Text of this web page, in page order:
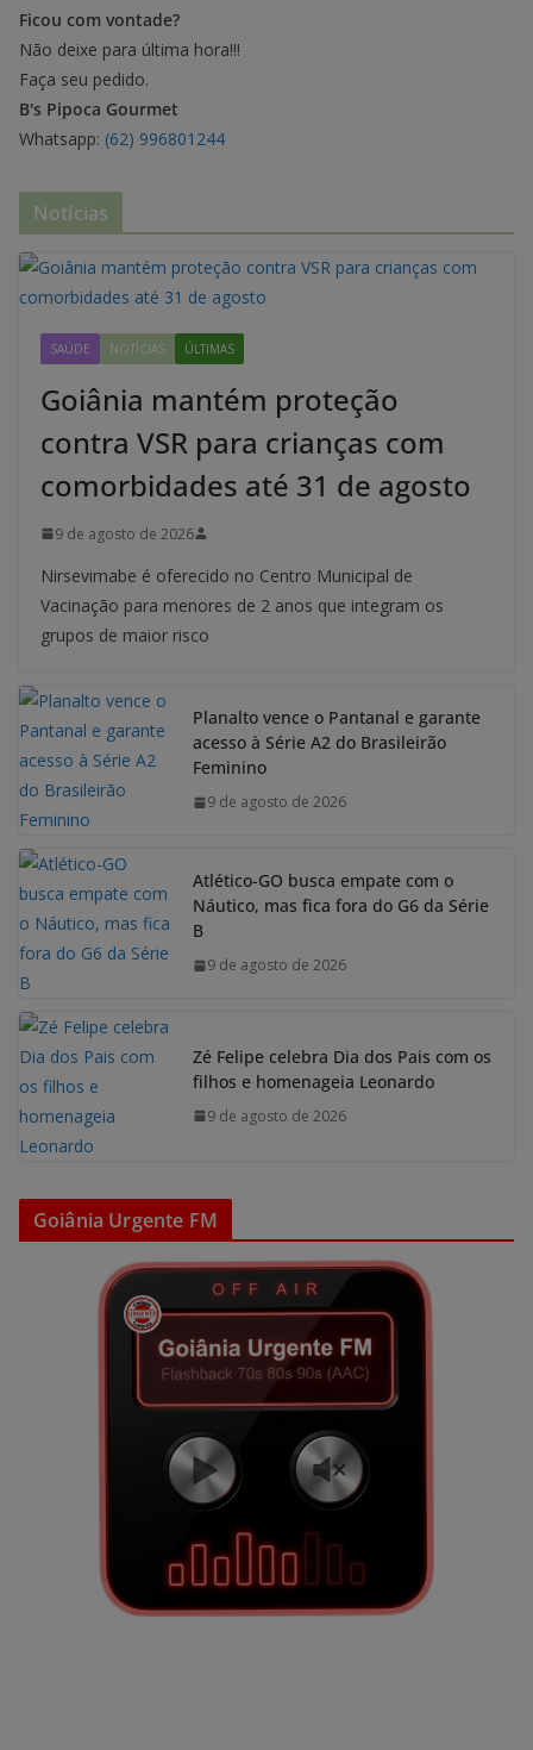
Ficou com vontade?
Não deixe para última hora!!!
Faça seu pedido.
B's Pipoca Gourmet
Whatsapp: (62) 996801244
Notícias
SAÚDE NOTÍCIAS ÚLTIMAS
Goiânia mantém proteção
contra VSR para crianças com
comorbidades até 31 de agosto
9 de agosto de 2026
Nirsevimabe é oferecido no Centro Municipal de
Vacinação para menores de 2 anos que integram os
grupos de maior risco
Planalto vence o Pantanal e garante
acesso à Série A2 do Brasileirão
Feminino
9 de agosto de 2026
Atlético-GO busca empate com o
Náutico, mas fica fora do G6 da Série
B
9 de agosto de 2026
Zé Felipe celebra Dia dos Pais com os
filhos e homenageia Leonardo
9 de agosto de 2026
Goiânia Urgente FM